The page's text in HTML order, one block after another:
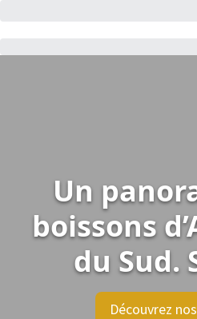
Un
boissons
du Sud.
Découvrez